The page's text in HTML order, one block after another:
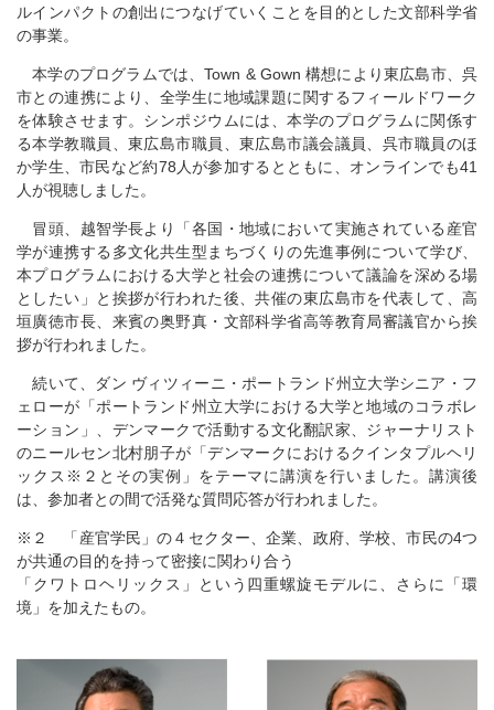
ルインパクトの創出につなげていくことを目的とした文部科学省
の事業。
本学のプログラムでは、Town & Gown 構想により東広島市、呉
市との連携により、全学生に地域課題に関するフィールドワーク
を体験させます。シンポジウムには、本学のプログラムに関係す
る本学教職員、東広島市職員、東広島市議会議員、呉市職員のほ
か学生、市民など約78人が参加するとともに、オンラインでも41
人が視聴しました。
冒頭、越智学長より「各国・地域において実施されている産官
学が連携する多文化共生型まちづくりの先進事例について学び、
本プログラムにおける大学と社会の連携について議論を深める場
としたい」と挨拶が行われた後、共催の東広島市を代表して、高
垣廣徳市長、来賓の奥野真・文部科学省高等教育局審議官から挨
拶が行われました。
続いて、ダン ヴィツィーニ・ポートランド州立大学シニア・フ
ェローが「ポートランド州立大学における大学と地域のコラボレ
ーション」、デンマークで活動する文化翻訳家、ジャーナリスト
のニールセン北村朋子が「デンマークにおけるクインタプルヘリ
ックス※２とその実例」をテーマに講演を行いました。講演後
は、参加者との間で活発な質問応答が行われました。
※２ 「産官学民」の４セクター、企業、政府、学校、市民の4つ
が共通の目的を持って密接に関わり合う
「クワトロヘリックス」という四重螺旋モデルに、さらに「環
境」を加えたもの。